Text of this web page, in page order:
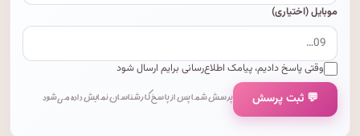
موبایل (اختیاری)
وقتی پاسخ دادیم، پیامک اطلاع‌رسانی برایم ارسال شود
💬 ثبت پرسش پرسش شما پس از پاسخ کارشناسان نمایش داده می‌شود.